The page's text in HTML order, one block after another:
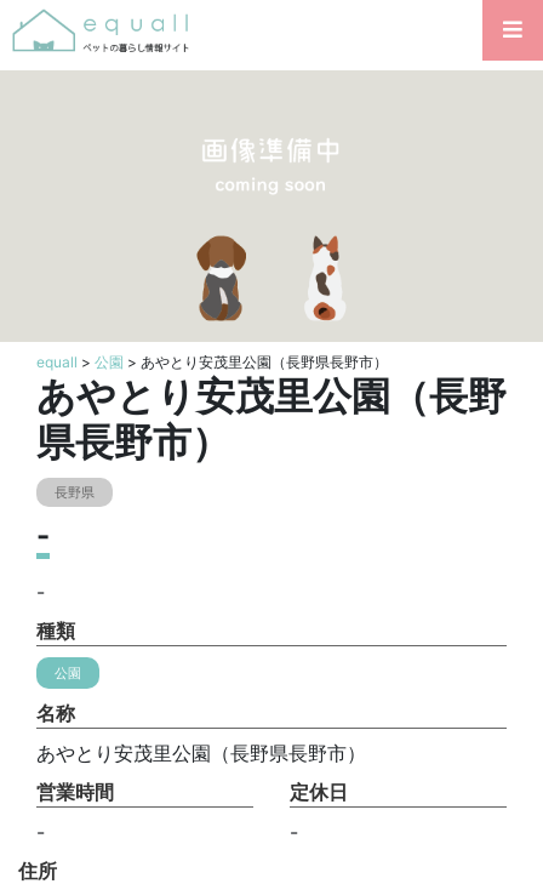
equall > 公園 > あやとり安茂里公園（長野県長野市）
あやとり安茂里公園（長野
県長野市）
長野県
-
-
種類
公園
名称
あやとり安茂里公園（長野県長野市）
営業時間
-
定休日
-
住所